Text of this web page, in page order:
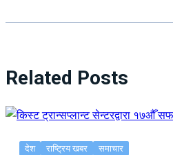
Related Posts
देश राष्ट्रिय खबर समाचार